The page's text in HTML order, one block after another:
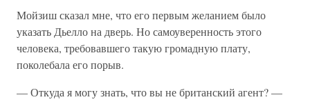
Мойзиш сказал мне, что его первым желанием было
указать Дьелло на дверь. Но самоуверенность этого
человека, требовавшего такую громадную плату,
поколебала его порыв.
— Откуда я могу знать, что вы не британский агент? —